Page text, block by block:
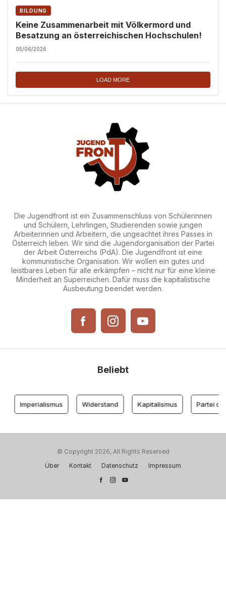
BILDUNG
Keine Zusammenarbeit mit Völkermord und
Besatzung an österreichischen Hochschulen!
05/06/2026
LOAD MORE
Die Jugendfront ist ein Zusammenschluss von Schülerinnen
und Schülern, Lehrlingen, Studierenden sowie jungen
Arbeiterinnen und Arbeitern, die ungeachtet ihres Passes in
Österreich leben. Wir sind die Jugendorganisation der Partei
der Arbeit Österreichs (PdA). Die Jugendfront ist eine
kommunistische Organisation. Wir wollen ein gutes und
leistbares Leben für alle erkämpfen – nicht nur für eine kleine
Minderheit an Superreichen. Dafür muss die kapitalistische
Ausbeutung beendet werden.
Beliebt
Imperialismus Widerstand Kapitalismus Partei der
© Copyright 2026, All Rights Reserved
Über
Kontakt Datenschutz Impressum